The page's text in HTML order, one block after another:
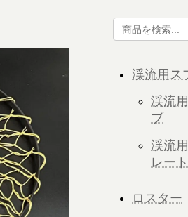
渓流用ス
渓流
ブ
渓流
レート
ロスター